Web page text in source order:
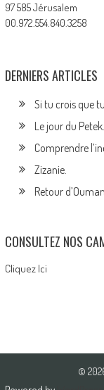
97 585 Jérusalem
00.972.554.840.3258
DERNIERS ARTICLES
Si tu crois que
Le jour du Petek.
Comprendre
Zizanie.
Retour
CONSULTEZ NOS
Cliquez Ici
©